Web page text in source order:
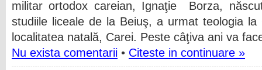
militar ortodox careian, Ignaţie Borza,
studiile liceale de la Beiuş, a urmat teologia
localitatea natală, Carei. Peste câţiva ani va
Nu exista comentarii • Citeste in continuare »